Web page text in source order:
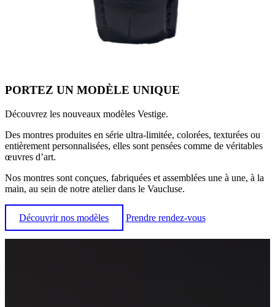
PORTEZ UN MODÈLE UNIQUE
Découvrez les nouveaux modèles Vestige.
Des montres produites en série ultra-limitée, colorées, texturées ou
entièrement personnalisées, elles sont pensées comme de véritables
œuvres d’art.
Nos montres sont conçues, fabriquées et assemblées une à une, à la
main, au sein de notre atelier dans le Vaucluse.
Découvrir nos modèles Prendre rendez-vous